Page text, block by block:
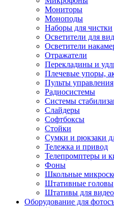
Мониторы
Моноподы
Наборы для чистки
Осветители для
Осветители
Отражатели
Перекладины и
Плечевые упоры,
Пульты управления
Радиосистемы
Системы
Слайдеры
Софтбоксы
Стойки
Сумки и рюкзаки
Тележка и привод
Телепромптеры и
Фоны
Школьные
Штативные головы
Штативы для
Оборудование для